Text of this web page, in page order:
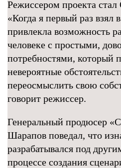
Режиссером проекта стал
«Когда я первый раз взял
привлекла возможность
человеке с простыми,
потребностями, который
невероятные
переосмыслить свою
говорит режиссер.
Генеральный продюсер
Шарапов поведал, что
разрабатывался под
процессе создания